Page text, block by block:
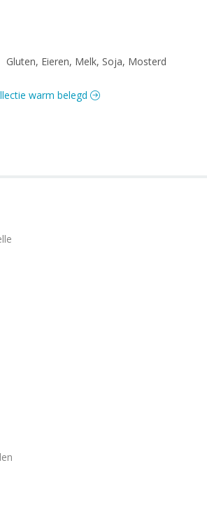
Gluten, Eieren, Melk, Soja, Mosterd
warm belegd